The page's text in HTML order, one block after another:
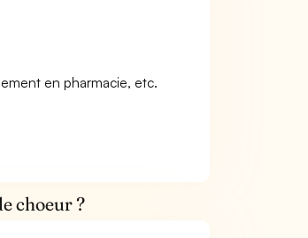
en pharmacie, etc.
choeur ?